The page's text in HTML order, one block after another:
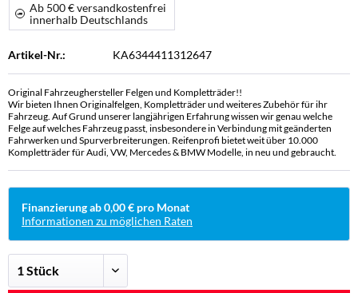
Ab 500 € versandkostenfrei
innerhalb Deutschlands
Artikel-Nr.: KA6344411312647
Original Fahrzeughersteller Felgen und Kompletträder!!
Wir bieten Ihnen Originalfelgen, Kompletträder und weiteres Zubehör für ihr
Fahrzeug. Auf Grund unserer langjährigen Erfahrung wissen wir genau welche
Felge auf welches Fahrzeug passt, insbesondere in Verbindung mit geänderten
Fahrwerken und Spurverbreiterungen. Reifenprofi bietet weit über 10.000
Kompletträder für Audi, VW, Mercedes & BMW Modelle, in neu und gebraucht.
Finanzierung ab 0,00 € pro Monat
Informationen zu möglichen Raten